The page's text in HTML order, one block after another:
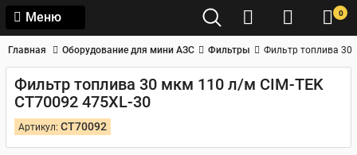
Меню 0
Главная Оборудование для мини АЗС Фильтры Фильтр топлива 30
Фильтр топлива 30 мкм 110 л/м CIM-TEK
CT70092 475XL-30
Артикул: CT70092